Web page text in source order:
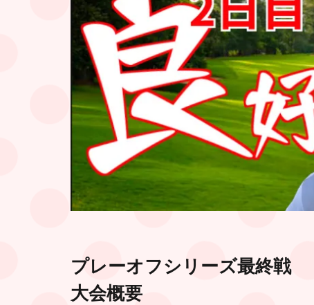
プレーオフシリーズ最終戦
大会概要